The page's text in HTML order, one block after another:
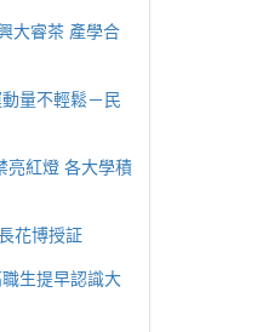
大睿茶 產學合
量不輕鬆－民
亮紅燈 各大學積
花博授証
生提早認識大